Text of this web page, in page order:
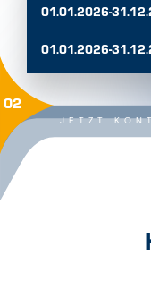
01.01.2026-
01.01.2026-
JETZT
02